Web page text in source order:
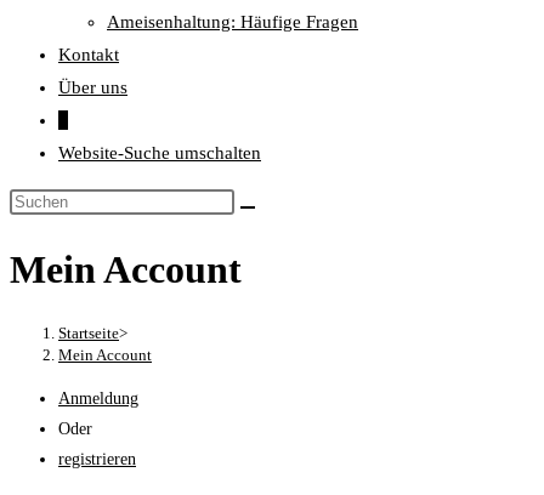
Ameisenhaltung: Häufige Fragen
Kontakt
Über uns
Website-Suche umschalten
Mein Account
Startseite>
Mein Account
Anmeldung
Oder
registrieren